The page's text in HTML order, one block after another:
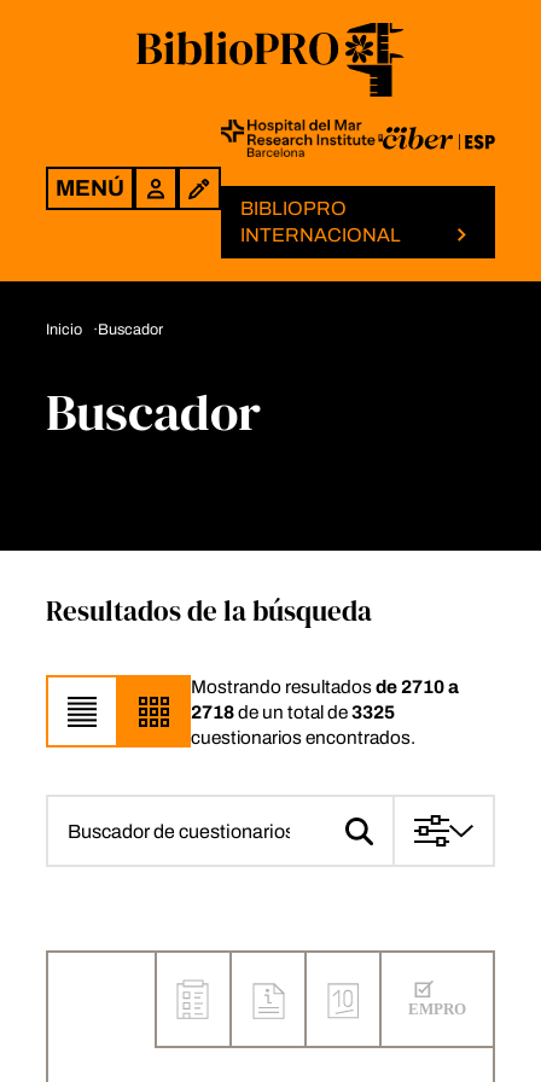
MENÚ Login
BIBLIOPRO
INTERNACIONAL
Inicio Buscador
Buscador
Resultados de la búsqueda
Mostrando resultadosde 2710 a
2718de un total de3325
cuestionarios encontrados.